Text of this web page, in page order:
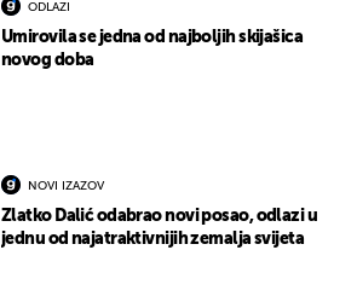
ODLAZI
Umirovila se jedna od najboljih skijašica
novog doba
NOVI IZAZOV
Zlatko Dalić odabrao novi posao, odlazi u
jednu od najatraktivnijih zemalja svijeta